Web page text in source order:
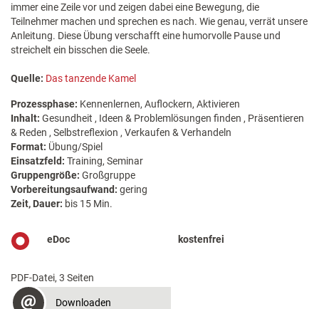
immer eine Zeile vor und zeigen dabei eine Bewegung, die
Teilnehmer machen und sprechen es nach. Wie genau, verrät unsere
Anleitung. Diese Übung verschafft eine humorvolle Pause und
streichelt ein bisschen die Seele.
Quelle: Das tanzende Kamel
Prozessphase: Kennenlernen, Auflockern, Aktivieren
Inhalt: Gesundheit , Ideen & Problemlösungen finden , Präsentieren
& Reden , Selbstreflexion , Verkaufen & Verhandeln
Format: Übung/Spiel
Einsatzfeld: Training, Seminar
Gruppengröße: Großgruppe
Vorbereitungsaufwand: gering
Zeit, Dauer: bis 15 Min.
eDoc kostenfrei
PDF-Datei, 3 Seiten
Downloaden